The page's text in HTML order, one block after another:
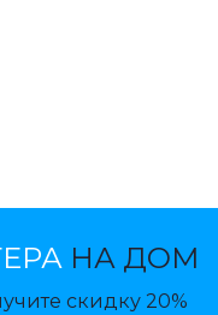
НА ДОМ
скидку 20%